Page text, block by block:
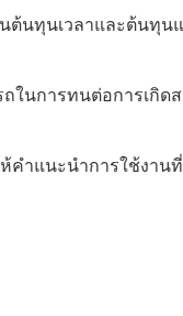
นทุนเวลาและต้นทุน
นการทนต่อการเกิด
คำแนะนำการใช้งานที่